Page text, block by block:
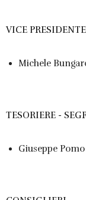
VICE PRESIDENTE
Michele
TESORIERE -
Giuseppe